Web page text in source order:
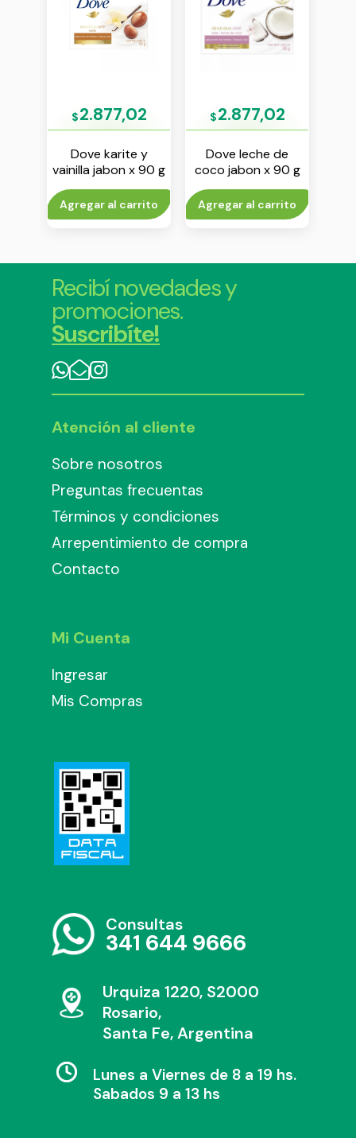
$2.877,02
Dove karite y
vainilla jabon x 90 g
Agregar al carrito
$2.877,02
Dove leche de
coco jabon x 90 g
Agregar al carrito
Recibí novedades y
promociones.
Suscribíte!
Atención al cliente
Sobre nosotros
Preguntas frecuentas
Términos y condiciones
Arrepentimiento de compra
Contacto
Mi Cuenta
Ingresar
Mis Compras
Consultas
341 644 9666
Urquiza 1220, S2000
Rosario,
Santa Fe, Argentina
Lunes a Viernes de 8 a 19 hs.
Sabados 9 a 13 hs